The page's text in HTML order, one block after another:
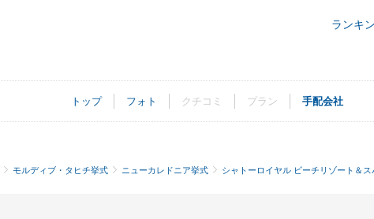
ランキ
トップ フォト クチコミ プラン 手配会社
モルディブ・タヒチ挙式 ニューカレドニア挙式 シャトーロイヤル ビーチリゾート＆ス